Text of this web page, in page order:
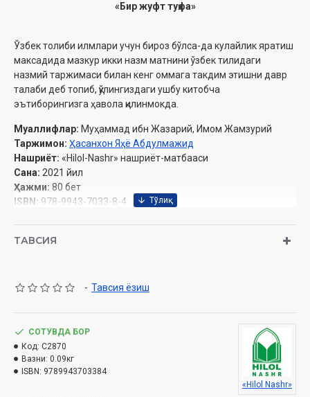
«Бир жуфт туҳфа»
Ўзбек толиби илмлари учун бироз бўлса-да кулайлик яратиш
максадида мазкур икки назм матнини ўзбек тилидаги
назмий таржимаси билан кенг оммага такдим этишни давр
талаби деб топиб, қўлингиздаги ушбу китобча
эътиборингизга ҳавола қилинмокда.
Муаллифлар: Муҳаммад ибн Жазарий, Имом Жамзурий
Таржимон: Ҳасанхон Яҳё Абдулмажид
Нашриёт: «Hilol-Nashr» нашриёт-матбааси
Сана: 2021 йил
Ҳажми: 80 бет
ISBN: 978-9943-7033-8-4
Ўзбекистон Республикаси Вазирлар Маҳкамаси ҳузуридаги
Дин ишлари бўйича қўмитанинг 2021 йилдаги 03-07/2545-
ТАВСИЯ
- Тавсия ёзиш
СОТУВДА БОР
Код: C2870
Вазни: 0.09кг
ISBN: 9789943703384
«Hilol Nashr»